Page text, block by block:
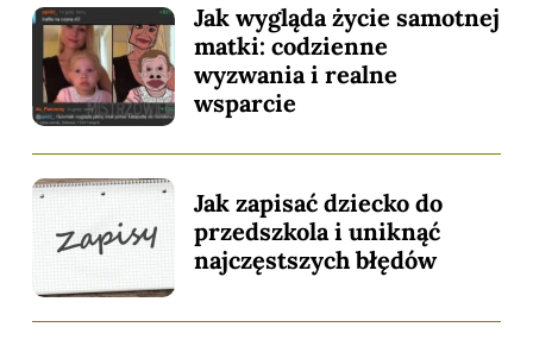
Jak wygląda życie samotnej
matki: codzienne
wyzwania i realne
wsparcie
Jak zapisać dziecko do
przedszkola i uniknąć
najczęstszych błędów